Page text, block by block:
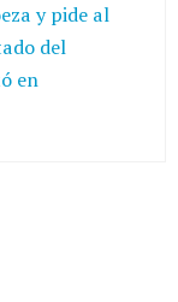
y pide al
del
en